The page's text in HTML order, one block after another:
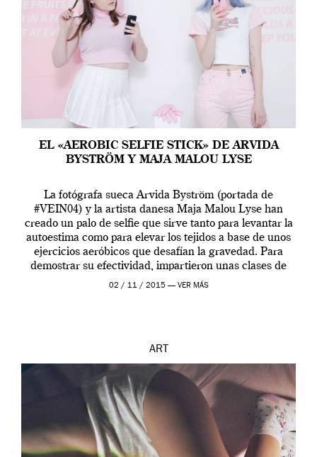
EL «AEROBIC SELFIE STICK» DE ARVIDA
BYSTRÖM Y MAJA MALOU LYSE
La fotógrafa sueca Arvida Byström (portada de
#VEIN04) y la artista danesa Maja Malou Lyse han
creado un palo de selfie que sirve tanto para levantar la
autoestima como para elevar los tejidos a base de unos
ejercicios aeróbicos que desafían la gravedad. Para
demostrar su efectividad, impartieron unas clases de
prueba en el Tate […]
02 / 11 / 2015 — VER MÁS
ART